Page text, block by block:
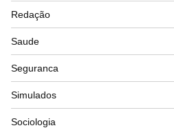
Redação
Saude
Seguranca
Simulados
Sociologia